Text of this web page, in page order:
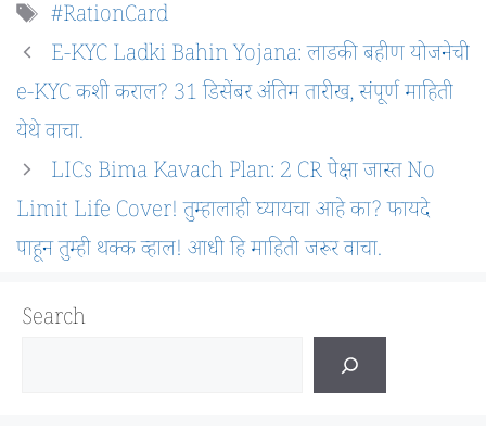
Tags
#RationCard
E-KYC Ladki Bahin Yojana: लाडकी बहीण योजनेची
e-KYC कशी कराल? 31 डिसेंबर अंतिम तारीख, संपूर्ण माहिती
येथे वाचा.
LICs Bima Kavach Plan: 2 CR पेक्षा जास्त No
Limit Life Cover! तुम्हालाही घ्यायचा आहे का? फायदे
पाहून तुम्ही थक्क व्हाल! आधी हि माहिती जरूर वाचा.
Search